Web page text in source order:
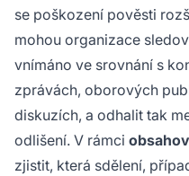
se poškození pověsti
mohou organizace
vnímáno ve srovnání s
zprávách, oborových
diskuzích, a odhalit tak
odlišení. V rámci
zjistit, která sdělení,